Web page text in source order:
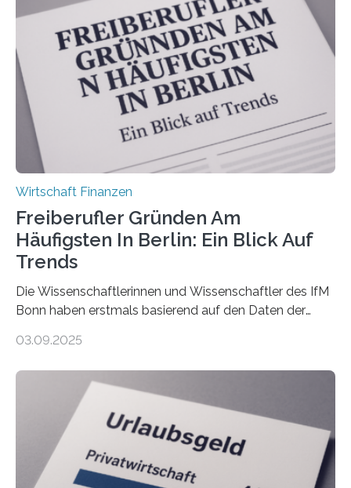
Antworten von 1.440 selbstständigen
Versicherungsvertreter*innen und -makler*innen. Ein
Ergebnis: Deutlich mehr als die Hälfte der Befragten ist
über 50 Jahre alt und wird in den nächsten Jahren eine
Nachfolgeregelung benötigen. Aber nur ein Drittel hat
bereits Regelungen…
Wirtschaft Finanzen
Freiberufler Gründen Am
Häufigsten In Berlin: Ein Blick Auf
Trends
Die Wissenschaftlerinnen und Wissenschaftler des IfM
Bonn haben erstmals basierend auf den Daten der
Landkreise mit den meisten Gründungen von
ist demnach Berlin. Betrachtet man nur die Gründungen
der Freiberuflerinnen, so liegt Leipzig an der Spitze. In
Berlin starteten in 2024 die meisten Personen in eine
eigene freiberufliche Existenz, dahinter folgten die
Städte Hamburg, München und Köln. Betrachtet man
hingegen die Existenzgründungsintensität – die Anzahl
03.09.2025